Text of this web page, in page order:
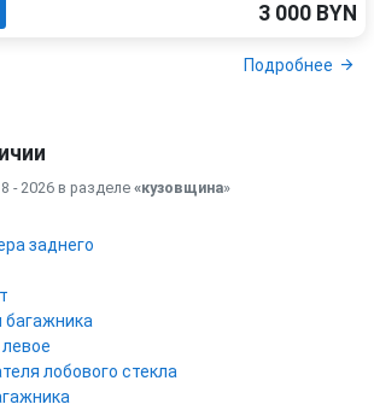
3 000 BYN
Подробнее
- 2026 в разделе«кузовщина»
заднего
лобового стекла